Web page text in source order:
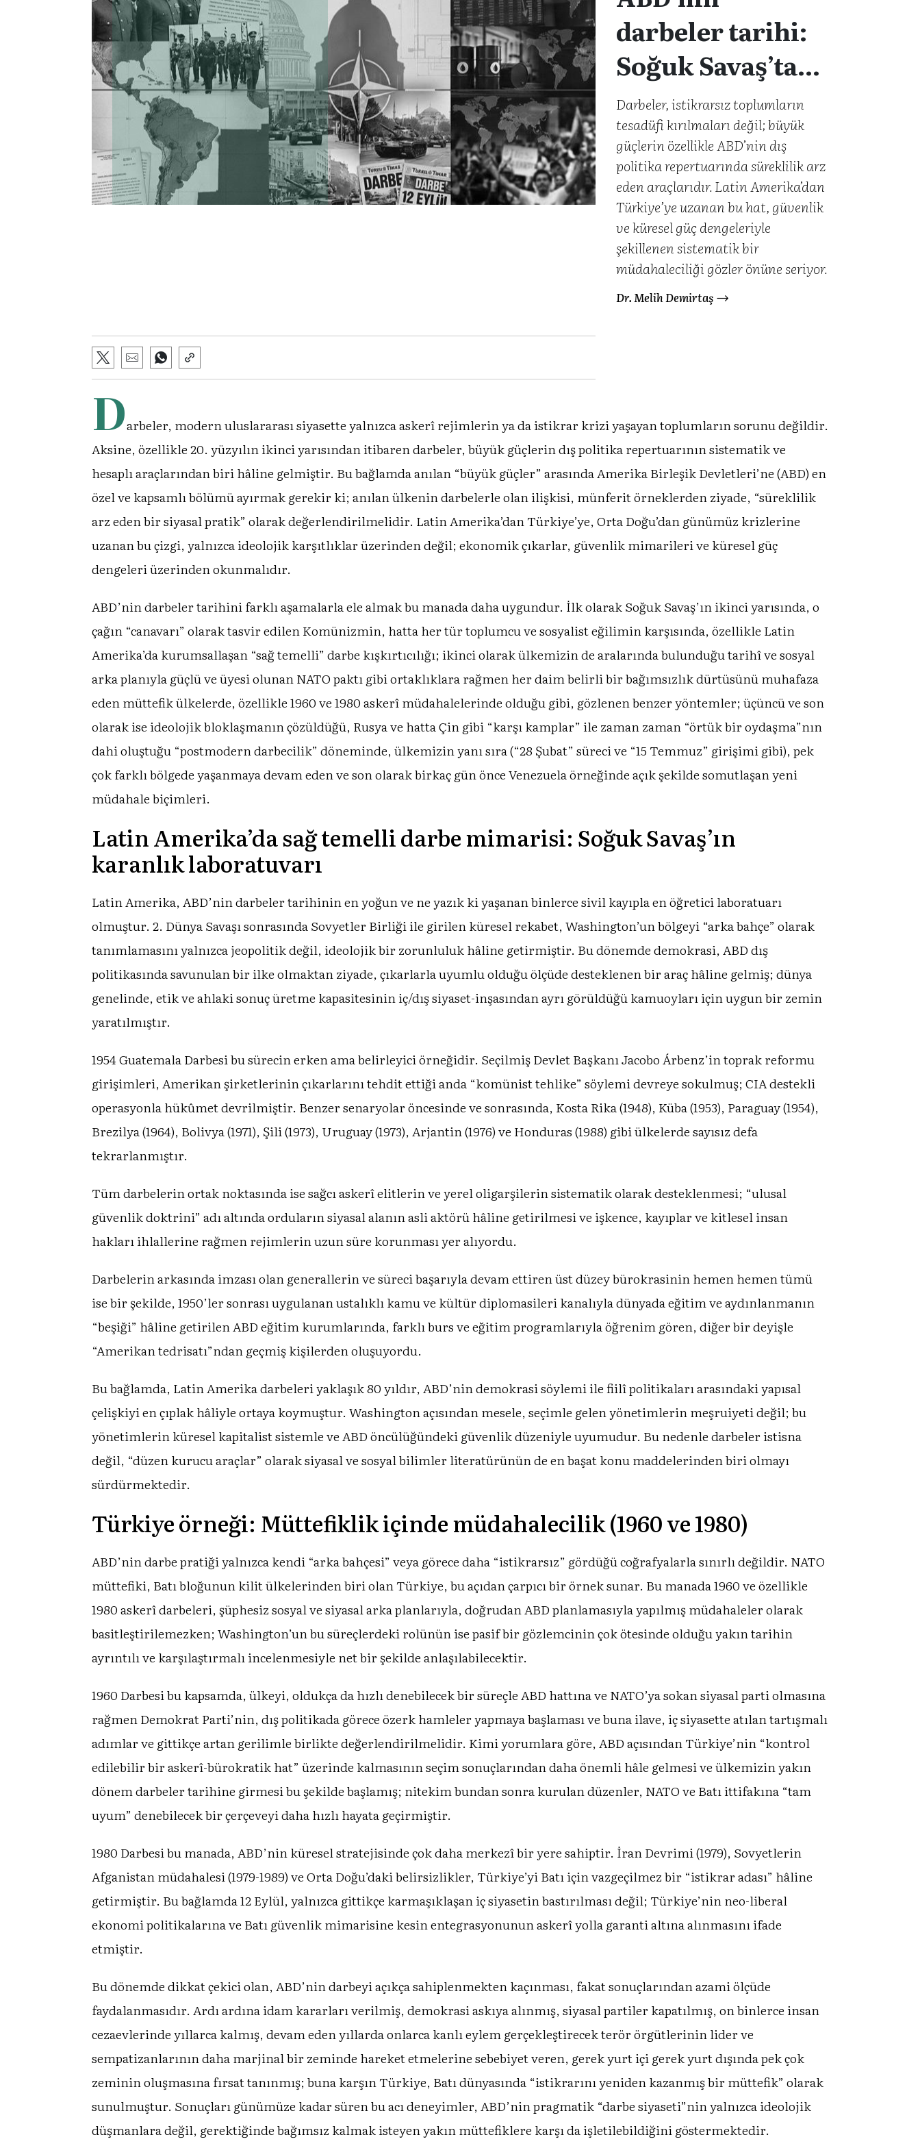
darbeler tarihi:
Soğuk Savaş’tan
postmodern
müdahaleciliğe
Darbeler, istikrarsız toplumların
tesadüfi kırılmaları değil; büyük
güçlerin özellikle ABD’nin dış
politika repertuarında süreklilik arz
eden araçlarıdır. Latin Amerika’dan
Türkiye’ye uzanan bu hat, güvenlik
ve küresel güç dengeleriyle
şekillenen sistematik bir
müdahaleciliği gözler önüne seriyor.
Dr. Melih Demirtaş
Darbeler, modern uluslararası siyasette yalnızca askerî rejimlerin ya da istikrar krizi yaşayan toplumların sorunu değildir.
Aksine, özellikle 20. yüzyılın ikinci yarısından itibaren darbeler, büyük güçlerin dış politika repertuarının sistematik ve
hesaplı araçlarından biri hâline gelmiştir. Bu bağlamda anılan “büyük güçler” arasında Amerika Birleşik Devletleri’ne (ABD) en
özel ve kapsamlı bölümü ayırmak gerekir ki; anılan ülkenin darbelerle olan ilişkisi, münferit örneklerden ziyade, “süreklilik
arz eden bir siyasal pratik” olarak değerlendirilmelidir. Latin Amerika’dan Türkiye’ye, Orta Doğu’dan günümüz krizlerine
uzanan bu çizgi, yalnızca ideolojik karşıtlıklar üzerinden değil; ekonomik çıkarlar, güvenlik mimarileri ve küresel güç
dengeleri üzerinden okunmalıdır.
ABD’nin darbeler tarihini farklı aşamalarla ele almak bu manada daha uygundur. İlk olarak Soğuk Savaş’ın ikinci yarısında, o
çağın “canavarı” olarak tasvir edilen Komünizmin, hatta her tür toplumcu ve sosyalist eğilimin karşısında, özellikle Latin
Amerika’da kurumsallaşan “sağ temelli” darbe kışkırtıcılığı; ikinci olarak ülkemizin de aralarında bulunduğu tarihî ve sosyal
arka planıyla güçlü ve üyesi olunan NATO paktı gibi ortaklıklara rağmen her daim belirli bir bağımsızlık dürtüsünü muhafaza
eden müttefik ülkelerde, özellikle 1960 ve 1980 askerî müdahalelerinde olduğu gibi, gözlenen benzer yöntemler; üçüncü ve son
olarak ise ideolojik bloklaşmanın çözüldüğü, Rusya ve hatta Çin gibi “karşı kamplar” ile zaman zaman “örtük bir oydaşma”nın
dahi oluştuğu “postmodern darbecilik” döneminde, ülkemizin yanı sıra (“28 Şubat” süreci ve “15 Temmuz” girişimi gibi), pek
çok farklı bölgede yaşanmaya devam eden ve son olarak birkaç gün önce Venezuela örneğinde açık şekilde somutlaşan yeni
müdahale biçimleri.
Latin Amerika’da sağ temelli darbe mimarisi: Soğuk Savaş’ın
karanlık laboratuvarı
Latin Amerika, ABD’nin darbeler tarihinin en yoğun ve ne yazık ki yaşanan binlerce sivil kayıpla en öğretici laboratuarı
olmuştur. 2. Dünya Savaşı sonrasında Sovyetler Birliği ile girilen küresel rekabet, Washington’un bölgeyi “arka bahçe” olarak
tanımlamasını yalnızca jeopolitik değil, ideolojik bir zorunluluk hâline getirmiştir. Bu dönemde demokrasi, ABD dış
politikasında savunulan bir ilke olmaktan ziyade, çıkarlarla uyumlu olduğu ölçüde desteklenen bir araç hâline gelmiş; dünya
genelinde, etik ve ahlaki sonuç üretme kapasitesinin iç/dış siyaset-inşasından ayrı görüldüğü kamuoyları için uygun bir zemin
yaratılmıştır.
1954 Guatemala Darbesi bu sürecin erken ama belirleyici örneğidir. Seçilmiş Devlet Başkanı Jacobo Árbenz’in toprak reformu
girişimleri, Amerikan şirketlerinin çıkarlarını tehdit ettiği anda “komünist tehlike” söylemi devreye sokulmuş; CIA destekli
operasyonla hükûmet devrilmiştir. Benzer senaryolar öncesinde ve sonrasında, Kosta Rika (1948), Küba (1953), Paraguay (1954),
Brezilya (1964), Bolivya (1971), Şili (1973), Uruguay (1973), Arjantin (1976) ve Honduras (1988) gibi ülkelerde sayısız defa
tekrarlanmıştır.
Tüm darbelerin ortak noktasında ise sağcı askerî elitlerin ve yerel oligarşilerin sistematik olarak desteklenmesi; “ulusal
güvenlik doktrini” adı altında orduların siyasal alanın asli aktörü hâline getirilmesi ve işkence, kayıplar ve kitlesel insan
hakları ihlallerine rağmen rejimlerin uzun süre korunması yer alıyordu.
Darbelerin arkasında imzası olan generallerin ve süreci başarıyla devam ettiren üst düzey bürokrasinin hemen hemen tümü
ise bir şekilde, 1950’ler sonrası uygulanan ustalıklı kamu ve kültür diplomasileri kanalıyla dünyada eğitim ve aydınlanmanın
“beşiği” hâline getirilen ABD eğitim kurumlarında, farklı burs ve eğitim programlarıyla öğrenim gören, diğer bir deyişle
“Amerikan tedrisatı”ndan geçmiş kişilerden oluşuyordu.
Bu bağlamda, Latin Amerika darbeleri yaklaşık 80 yıldır, ABD’nin demokrasi söylemi ile fiilî politikaları arasındaki yapısal
çelişkiyi en çıplak hâliyle ortaya koymuştur. Washington açısından mesele, seçimle gelen yönetimlerin meşruiyeti değil; bu
yönetimlerin küresel kapitalist sistemle ve ABD öncülüğündeki güvenlik düzeniyle uyumudur. Bu nedenle darbeler istisna
değil, “düzen kurucu araçlar” olarak siyasal ve sosyal bilimler literatürünün de en başat konu maddelerinden biri olmayı
sürdürmektedir.
Türkiye örneği: Müttefiklik içinde müdahalecilik (1960 ve 1980)
ABD’nin darbe pratiği yalnızca kendi “arka bahçesi” veya görece daha “istikrarsız” gördüğü coğrafyalarla sınırlı değildir. NATO
müttefiki, Batı bloğunun kilit ülkelerinden biri olan Türkiye, bu açıdan çarpıcı bir örnek sunar. Bu manada 1960 ve özellikle
1980 askerî darbeleri, şüphesiz sosyal ve siyasal arka planlarıyla, doğrudan ABD planlamasıyla yapılmış müdahaleler olarak
basitleştirilemezken; Washington’un bu süreçlerdeki rolünün ise pasif bir gözlemcinin çok ötesinde olduğu yakın tarihin
ayrıntılı ve karşılaştırmalı incelenmesiyle net bir şekilde anlaşılabilecektir.
1960 Darbesi bu kapsamda, ülkeyi, oldukça da hızlı denebilecek bir süreçle ABD hattına ve NATO’ya sokan siyasal parti olmasına
rağmen Demokrat Parti’nin, dış politikada görece özerk hamleler yapmaya başlaması ve buna ilave, iç siyasette atılan tartışmalı
adımlar ve gittikçe artan gerilimle birlikte değerlendirilmelidir. Kimi yorumlara göre, ABD açısından Türkiye’nin “kontrol
edilebilir bir askerî-bürokratik hat” üzerinde kalmasının seçim sonuçlarından daha önemli hâle gelmesi ve ülkemizin yakın
dönem darbeler tarihine girmesi bu şekilde başlamış; nitekim bundan sonra kurulan düzenler, NATO ve Batı ittifakına “tam
uyum” denebilecek bir çerçeveyi daha hızlı hayata geçirmiştir.
1980 Darbesi bu manada, ABD’nin küresel stratejisinde çok daha merkezî bir yere sahiptir. İran Devrimi (1979), Sovyetlerin
Afganistan müdahalesi (1979-1989) ve Orta Doğu’daki belirsizlikler, Türkiye’yi Batı için vazgeçilmez bir “istikrar adası” hâline
getirmiştir. Bu bağlamda 12 Eylül, yalnızca gittikçe karmaşıklaşan iç siyasetin bastırılması değil; Türkiye’nin neo-liberal
ekonomi politikalarına ve Batı güvenlik mimarisine kesin entegrasyonunun askerî yolla garanti altına alınmasını ifade
etmiştir.
Bu dönemde dikkat çekici olan, ABD’nin darbeyi açıkça sahiplenmekten kaçınması, fakat sonuçlarından azami ölçüde
faydalanmasıdır. Ardı ardına idam kararları verilmiş, demokrasi askıya alınmış, siyasal partiler kapatılmış, on binlerce insan
cezaevlerinde yıllarca kalmış, devam eden yıllarda onlarca kanlı eylem gerçekleştirecek terör örgütlerinin lider ve
sempatizanlarının daha marjinal bir zeminde hareket etmelerine sebebiyet veren, gerek yurt içi gerek yurt dışında pek çok
zeminin oluşmasına fırsat tanınmış; buna karşın Türkiye, Batı dünyasında “istikrarını yeniden kazanmış bir müttefik” olarak
sunulmuştur. Sonuçları günümüze kadar süren bu acı deneyimler, ABD’nin pragmatik “darbe siyaseti”nin yalnızca ideolojik
düşmanlara değil, gerektiğinde bağımsız kalmak isteyen yakın müttefiklere karşı da işletilebildiğini göstermektedir.